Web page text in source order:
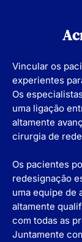
Vincular os
experientes
Os
uma ligação
altamente
cirurgia de
Os pacientes
redesignação
uma equipe de
altamente
com todas as
Juntamente